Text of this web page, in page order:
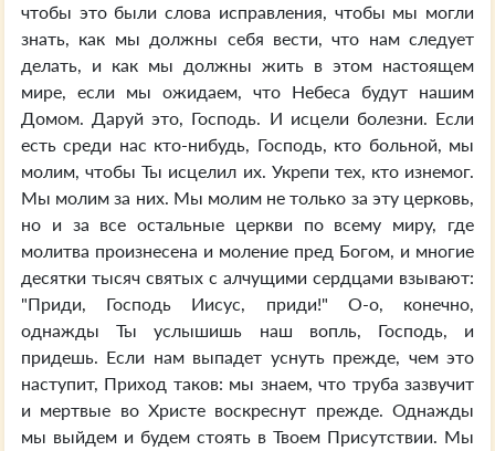
чтобы это были слова исправления, чтобы мы могли
знать, как мы должны себя вести, что нам следует
делать, и как мы должны жить в этом настоящем
мире, если мы ожидаем, что Небеса будут нашим
Домом. Даруй это, Господь. И исцели болезни. Если
есть среди нас кто-нибудь, Господь, кто больной, мы
молим, чтобы Ты исцелил их. Укрепи тех, кто изнемог.
Мы молим за них. Мы молим не только за эту церковь,
но и за все остальные церкви по всему миру, где
молитва произнесена и моление пред Богом, и многие
десятки тысяч святых с алчущими сердцами взывают:
"Приди, Господь Иисус, приди!" О-о, конечно,
однажды Ты услышишь наш вопль, Господь, и
придешь. Если нам выпадет уснуть прежде, чем это
наступит, Приход таков: мы знаем, что труба зазвучит
и мертвые во Христе воскреснут прежде. Однажды
мы выйдем и будем стоять в Твоем Присутствии. Мы